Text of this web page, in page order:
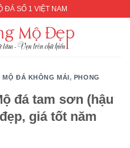
ĐÁ SỐ 1 VIỆT NAM
MỘ ĐÁ KHÔNG MÁI, PHONG
đá tam sơn (hậu
giá tốt năm